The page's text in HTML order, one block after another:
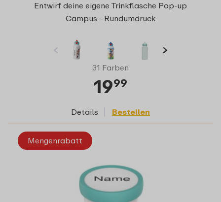
Entwirf deine eigene Trinkflasche Pop-up
Campus - Rundumdruck
31 Farben
1999
Details Bestellen
Mengenrabatt